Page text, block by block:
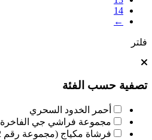
14
←
فلتر
تصفية حسب الفئة
أحمر الخدود السحري
مجموعة فراشي جي الفاخرة
فرشاة مكياج (مجموعة رقم 2)